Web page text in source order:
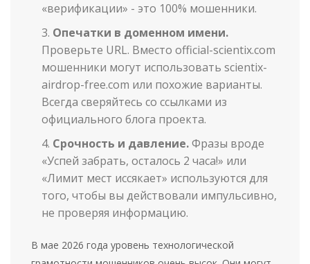
«верификации» - это 100% мошенники.
Опечатки в доменном имени.
Проверьте URL. Вместо official-scientix.com
мошенники могут использовать scientix-
airdrop-free.com или похожие варианты.
Всегда сверяйтесь со ссылками из
официального блога проекта.
Срочность и давление.Фразы вроде
«Успей забрать, осталось 2 часа!» или
«Лимит мест иссякает» используются для
того, чтобы вы действовали импульсивно,
не проверяя информацию.
В мае 2026 года уровень технологической